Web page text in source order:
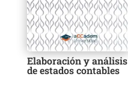
Elaboración y análisis
de estados contables